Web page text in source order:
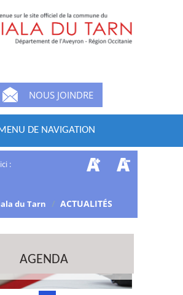
NOUS JOINDRE
DE NAVIGATION
:
du Tarn / ACTUALITÉS
AGENDA